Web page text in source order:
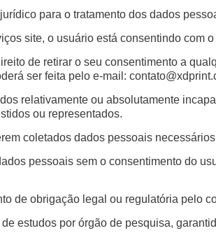
para o tratamento dos dados
site, o usuário está consentindo com
de retirar o seu consentimento a
ser feita pelo e-mail:
relativamente ou absolutamente
ou representados.
coletados dados pessoais
pessoais sem o consentimento do
de obrigação legal ou regulatória pelo
estudos por órgão de pesquisa,